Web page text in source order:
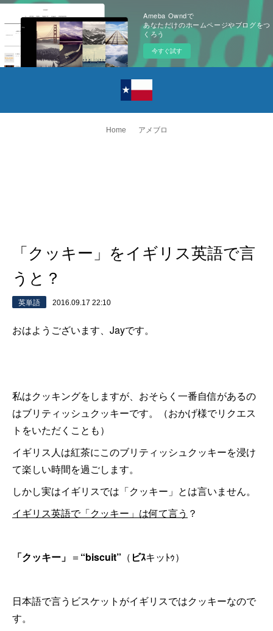
Ameba Owndで
あなただけのホームページやブログをつ
くろう
今すぐ試す
Home アメブロ
「クッキー」をイギリス英語で言
うと？
英単語 2016.09.17 22:10
おはようございます、Jayです。
私はクッキングをしますが、おそらく一番自信があるの
はブリティッシュクッキーです。（おかげ様でリクエス
トをいただくことも）
イギリス人は紅茶にこのブリティッシュクッキーを浸け
て楽しい時間を過ごします。
しかし実はイギリスでは「クッキー」とは言いません。
イギリス英語で「クッキー」は何て言う ？
「クッキー」 ＝ “biscuit” （ ビｽキッﾄｩ）
日本語で言うビスケットがイギリスではクッキーなので
す。